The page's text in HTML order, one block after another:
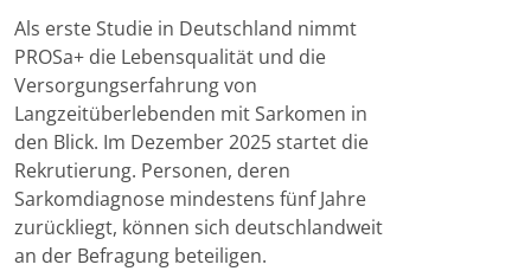
Als erste Studie in Deutschland nimmt
PROSa+ die Lebensqualität und die
Versorgungserfahrung von
Langzeitüberlebenden mit Sarkomen in
den Blick. Im Dezember 2025 startet die
Rekrutierung. Personen, deren
Sarkomdiagnose mindestens fünf Jahre
zurückliegt, können sich deutschlandweit
an der Befragung beteiligen.